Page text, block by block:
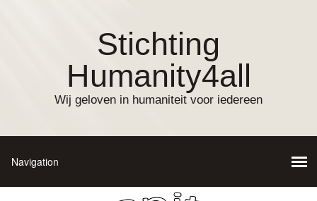
Stichting
Humanity4all
Wij geloven in humaniteit voor iedereen